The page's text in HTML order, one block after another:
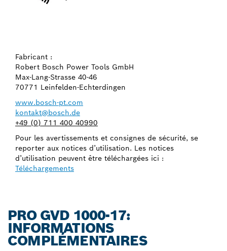
Fabricant :
Robert Bosch Power Tools GmbH
Max-Lang-Strasse 40-46
70771 Leinfelden-Echterdingen
www.bosch-pt.com
kontakt@bosch.de
+49 (0) 711 400 40990
Pour les avertissements et consignes de sécurité, se
reporter aux notices d’utilisation. Les notices
d’utilisation peuvent être téléchargées ici :
Téléchargements
PRO GVD 1000-17:
INFORMATIONS
COMPLÉMENTAIRES